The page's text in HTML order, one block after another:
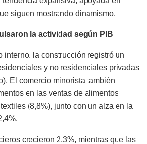
siguen mostrando dinamismo.
la actividad según PIB
interno, la construcción registró un
y no residenciales privadas
El comercio minorista también
en las ventas de alimentos
(8,8%), junto con un alza en la
crecieron 2,3%, mientras que las